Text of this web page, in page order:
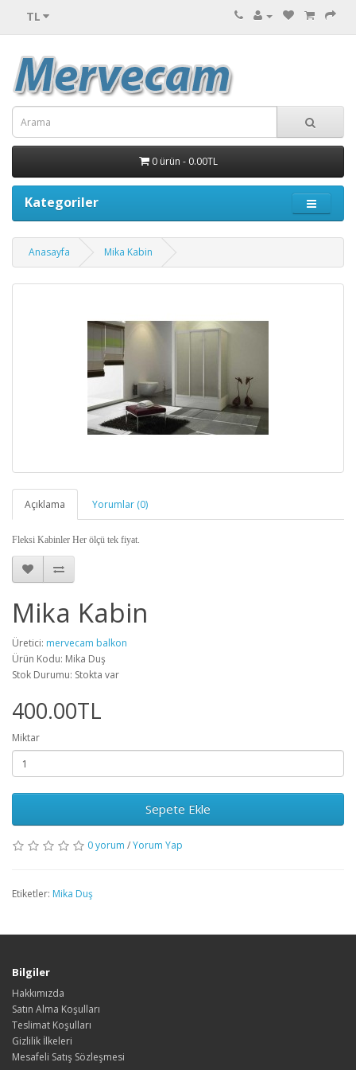
TL
0 ürün - 0.00TL
Kategoriler
Anasayfa Mika Kabin
Açıklama Yorumlar (0)
Fleksi Kabinler Her ölçü tek fiyat.
Mika Kabin
Üretici: mervecam balkon
Ürün Kodu: Mika Duş
Stok Durumu: Stokta var
400.00TL
Miktar
Sepete Ekle
0 yorum /Yorum Yap
Etiketler: Mika Duş
Bilgiler
Hakkımızda
Satın Alma Koşulları
Teslimat Koşulları
Gizlilik İlkeleri
Mesafeli Satış Sözleşmesi